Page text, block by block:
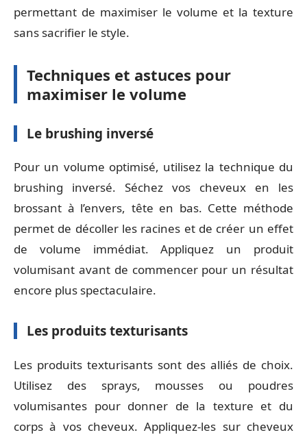
permettant de maximiser le volume et la texture
sans sacrifier le style.
Techniques et astuces pour
maximiser le volume
Le brushing inversé
Pour un volume optimisé, utilisez la technique du
brushing inversé. Séchez vos cheveux en les
brossant à l’envers, tête en bas. Cette méthode
permet de décoller les racines et de créer un effet
de volume immédiat. Appliquez un produit
volumisant avant de commencer pour un résultat
encore plus spectaculaire.
Les produits texturisants
Les produits texturisants sont des alliés de choix.
Utilisez des sprays, mousses ou poudres
volumisantes pour donner de la texture et du
corps à vos cheveux. Appliquez-les sur cheveux